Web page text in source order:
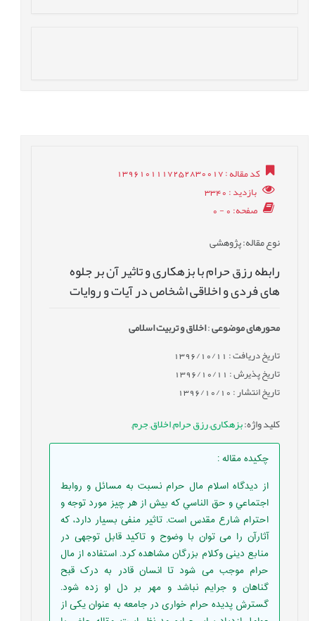
کد مقاله: 1396101117252830017
بازدید: 3340
صفحه: 0 - 0
نوع مقاله: پژوهشی
رابطه رزق حرام با بزهکاری و تاثیر آن بر جلوه
های فردی و اخلاقی اشخاص در آیات و روایات
محورهای موضوعی:اخلاق و تربیت اسلامی
تاریخ دریافت : 1396/10/11
تاریخ پذیرش : 1396/10/11
تاریخ انتشار : 1396/10/10
کلید واژه:بزهکاری,رزق حرام,اخلاق,جرم,
چکیده مقاله:
از ديدگاه اسلام مال حرام نسبت به مسائل و روابط
اجتماعي و حق الناسي كه بيش از هر چيز مورد توجه و
احترام شارع مقدس است. تاثير منفی بسيار دارد، که
آثارآن را می توان با وضوح و تاکید قابل توجهی در
منابع دینی وکلام بزرگان مشاهده کرد. استفاده از مال
حرام موجب می شود تا انسان قادر به درک قبح
گناهان و جرایم نباشد و مهر بر دل او زده شود.
گسترش پدیده حرام خواری در جامعه به عنوان یکی از